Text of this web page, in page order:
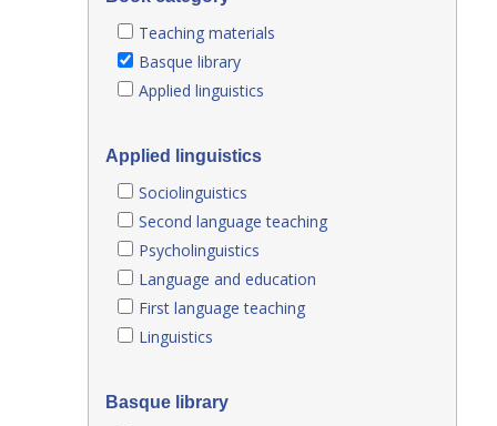
Teaching materials
Basque library
Applied linguistics
Applied linguistics
Sociolinguistics
Second language teaching
Psycholinguistics
Language and education
First language teaching
Linguistics
Basque library